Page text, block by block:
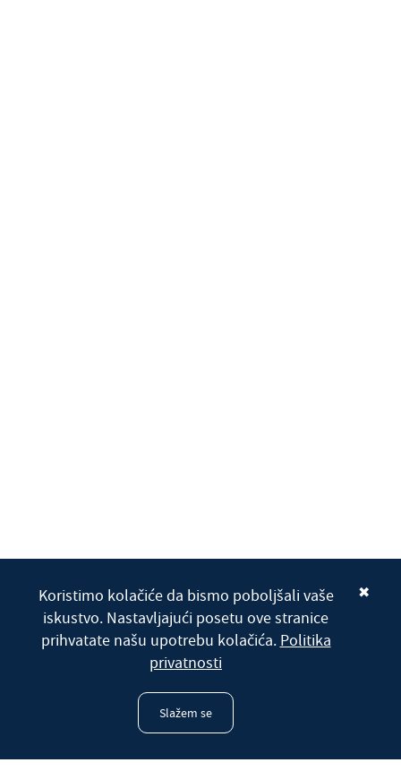
Koristimo kolačiće da bismo poboljšali vaše
iskustvo. Nastavljajući posetu ove stranice
prihvatate našu upotrebu kolačića. Politika
privatnosti
Slažem se
✖